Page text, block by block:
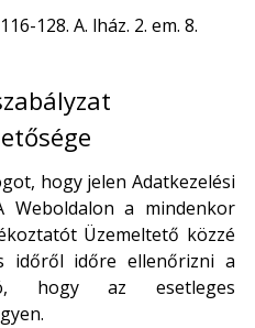
128. A. lház. 2. em. 8.
hogy jelen Adatkezelési
Weboldalon a mindenkor
Üzemeltető közzé
időről időre ellenőrizni a
hogy az esetleges